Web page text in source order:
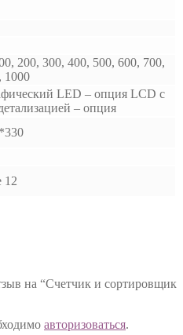
200, 300, 400, 500, 600, 700,
1000
LED – опция LCD с
– опция
12
на “Счетчик и сортировщик
авторизоваться.